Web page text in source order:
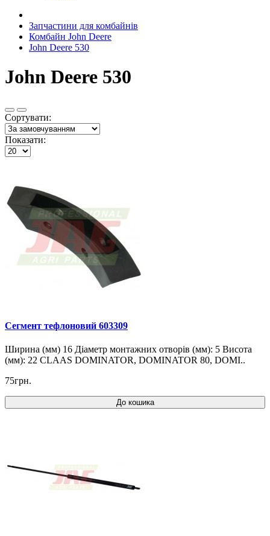
Запчастини для комбайнів
Комбайн John Deere
John Deere 530
John Deere 530
Сортувати:
Показати:
Cегмент тефлоновий 603309
Ширина (мм) 16 Діаметр монтажних отворів (мм): 5 Висота
(мм): 22 CLAAS DOMINATOR, DOMINATOR 80, DOMI..
75грн.
До кошика